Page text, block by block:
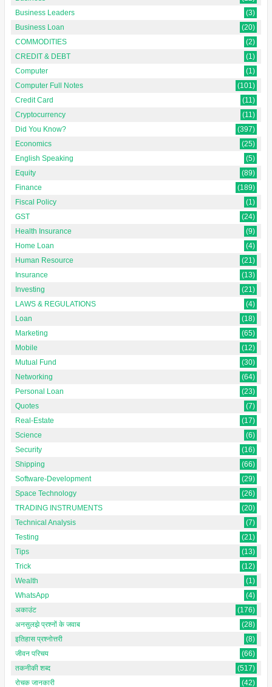
Business Leaders
(3)
Business Loan
(20)
COMMODITIES
(2)
CREDIT & DEBT
(1)
Computer
(1)
Computer Full Notes
(101)
Credit Card
(11)
Cryptocurrency
(11)
Did You Know?
(397)
Economics
(25)
English Speaking
(5)
Equity
(89)
Finance
(189)
Fiscal Policy
(1)
GST
(24)
Health Insurance
(9)
Home Loan
(4)
Human Resource
(21)
Insurance
(13)
Investing
(21)
LAWS & REGULATIONS
(4)
Loan
(18)
Marketing
(65)
Mobile
(12)
Mutual Fund
(30)
Networking
(64)
Personal Loan
(23)
Quotes
(7)
Real-Estate
(17)
Science
(6)
Security
(16)
Shipping
(66)
Software-Development
(29)
Space Technology
(26)
TRADING INSTRUMENTS
(20)
Technical Analysis
(7)
Testing
(21)
Tips
(13)
Trick
(12)
Wealth
(1)
WhatsApp
(4)
अकाउंट
(176)
अनसुलझे प्रश्नों के जवाब
(28)
इतिहास प्रश्नोत्तरी
(8)
जीवन परिचय
(66)
तकनीकी शब्द
(517)
रोचक जानकारी
(42)